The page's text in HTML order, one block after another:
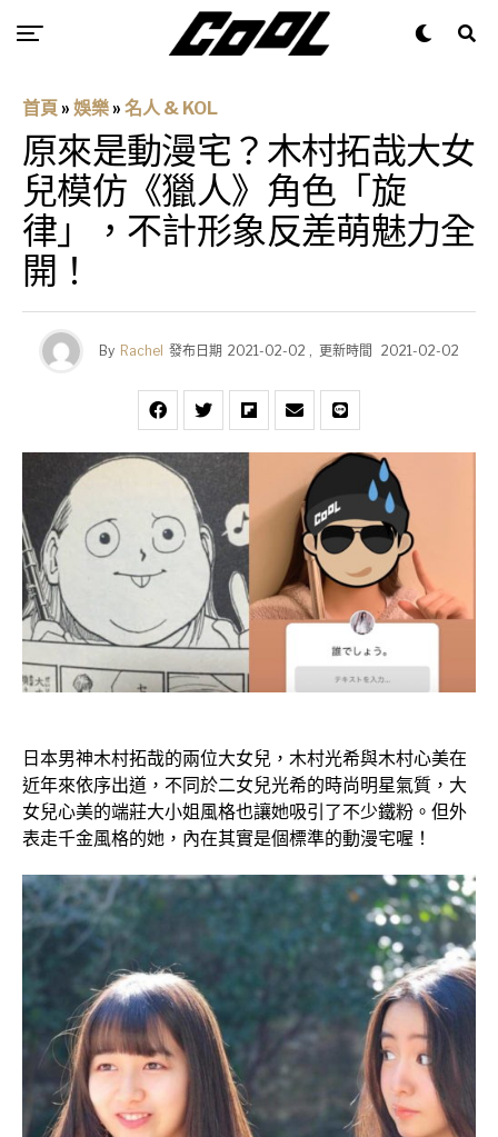
首頁 » 娛樂 » 名人 & KOL
原來是動漫宅？木村拓哉大女
兒模仿《獵人》角色「旋
律」，不計形象反差萌魅力全
開！
By Rachel 發布日期 2021-02-02 , 更新時間 2021-02-02
日本男神木村拓哉的兩位大女兒，木村光希與木村心美在
近年來依序出道，不同於二女兒光希的時尚明星氣質，大
女兒心美的端莊大小姐風格也讓她吸引了不少鐵粉。但外
表走千金風格的她，內在其實是個標準的動漫宅喔！